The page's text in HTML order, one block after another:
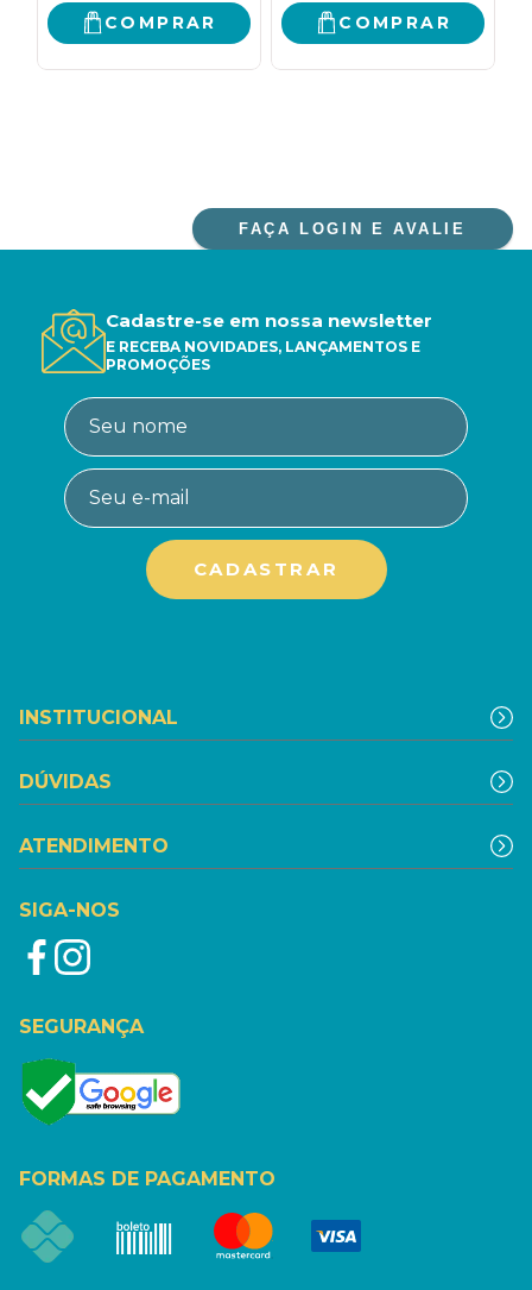
POSITIVAMENTE AS
PESSOAS
COMPRAR COMPRAR
FAÇA LOGIN E AVALIE
Cadastre-se em nossa newsletter
E RECEBA NOVIDADES, LANÇAMENTOS E
PROMOÇÕES
INSTITUCIONAL
DÚVIDAS
ATENDIMENTO
SIGA-NOS
SEGURANÇA
FORMAS DE PAGAMENTO